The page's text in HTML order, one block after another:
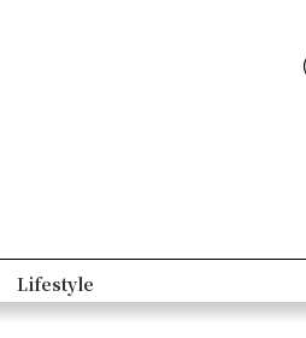
Lifestyle